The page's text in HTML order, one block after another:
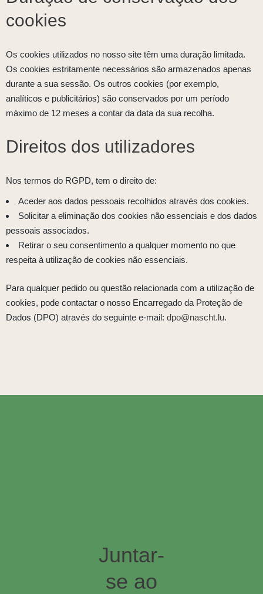
cookies
Os cookies utilizados no nosso site têm uma duração limitada.
Os cookies estritamente necessários são armazenados apenas
durante a sua sessão. Os outros cookies (por exemplo,
analíticos e publicitários) são conservados por um período
máximo de 12 meses a contar da data da sua recolha.
Direitos dos utilizadores
Nos termos do RGPD, tem o direito de:
Aceder aos dados pessoais recolhidos através dos cookies.
Solicitar a eliminação dos cookies não essenciais e dos dados
pessoais associados.
Retirar o seu consentimento a qualquer momento no que
respeita à utilização de cookies não essenciais.
Para qualquer pedido ou questão relacionada com a utilização de
cookies, pode contactar o nosso Encarregado da Proteção de
Dados (DPO) através do seguinte e-mail: dpo@nascht.lu.
Juntar-
se ao